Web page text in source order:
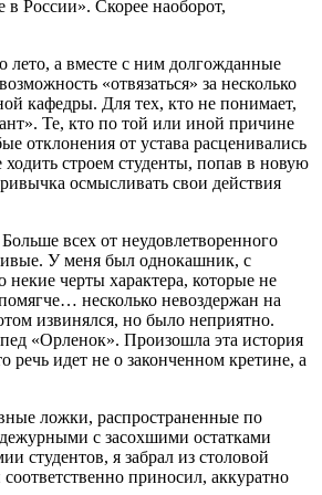
России». Скорее наоборот,
лето, а вместе с ним долгожданные
«отвязаться» за несколько
кафедры. Для тех, кто не понимает,
Те, кто по той или иной причине
отклонения от устава расценивались
строем студенты, попав в новую
осмысливать свои действия
всех от неудовлетворенного
У меня был однокашник, с
черты характера, которые не
несколько невоздержан на
извинялся, но было неприятно.
«Орленок». Произошла эта история
речь идет не о законченном кретине, а
ложки, распространенные по
с засохшими остатками
студентов, я забрал из столовой
приносил, аккуратно